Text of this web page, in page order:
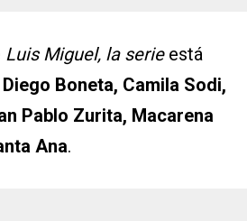
Luis Miguel, la serie está
Diego Boneta, Camila Sodi,
Pablo Zurita, Macarena
Ana.